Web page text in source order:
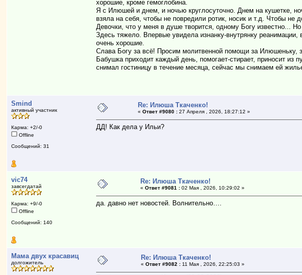
хорошие, кроме гемоглобина.
Я с Илюшей и днем, и ночью круглосуточно. Днем на кушетке,
взяла на себя, чтобы не повредили ротик, носик и т.д. Чтобы не
Девочки, что у меня в душе творится, одному Богу известно...
Здесь тяжело. Впервые увидела изнанку-внутрянку реанимации,
очень хорошие.
Слава Богу за всё! Просим молитвенной помощи за Илюшеньку,
Бабушка приходит каждый день, помогает-стирает, приносит
снимал гостиницу в течение месяца, сейчас мы снимаем ей
Smind
активный участник
Карма: +2/-0
Offline
Сообщений: 31
Re: Илюша Ткаченко!
«Ответ #9080 : 27 Апреля , 2026, 18:27:12 »
ДД! Как дела у Ильи?
vic74
завсегдатай
Карма: +9/-0
Offline
Сообщений: 140
Re: Илюша Ткаченко!
«Ответ #9081 : 02 Мая , 2026, 10:29:02 »
да. давно нет новостей. Волнительно….
Мама двух красавиц
долгожитель
Re: Илюша Ткаченко!
«Ответ #9082 : 11 Мая , 2026, 22:25:03 »